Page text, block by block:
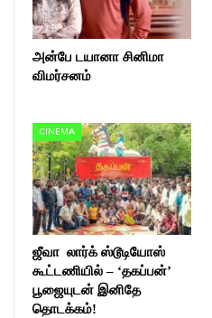
அன்பே டயானா சினிமா
விமர்சனம்
CINEMA
ஜீவா லார்க் ஸ்டூடியோஸ்
கூட்டணியில் – ‘தகப்பன்’
பூஜையுடன் இனிதே
தொடக்கம்!